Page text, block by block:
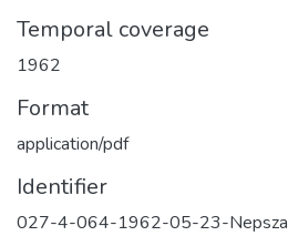
Temporal coverage
1962
Format
application/pdf
Identifier
027-4-064-1962-05-23-